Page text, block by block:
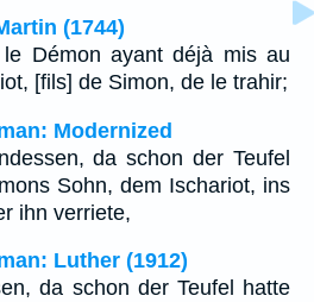
(1744)
Démon ayant déjà mis au
[fils] de Simon, de le trahir;
Modernized
da schon der Teufel
Sohn, dem Ischariot, ins
ihn verriete,
Luther (1912)
da schon der Teufel hatte